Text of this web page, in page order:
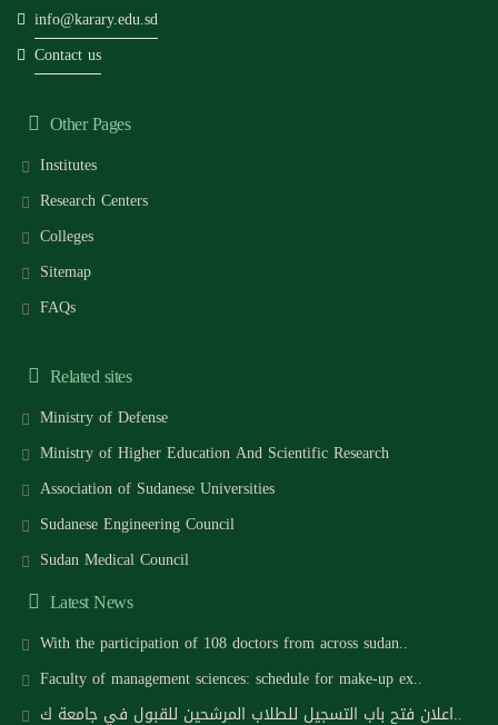
info@karary.edu.sd
Contact us
Other Pages
Institutes
Research Centers
Colleges
Sitemap
FAQs
Related sites
Ministry of Defense
Ministry of Higher Education And Scientific Research
Association of Sudanese Universities
Sudanese Engineering Council
Sudan Medical Council
Latest News
With the participation of 108 doctors from across sudan..
Faculty of management sciences: schedule for make-up ex..
اعلان فتح باب التسجيل للطلاب المرشحين للقبول في جامعة ك..